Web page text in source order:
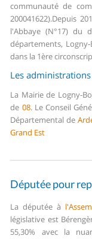
communauté de
200041622).Depuis
l'Abbaye (N°17) du
départements,
dans la 1ère
Les
La Mairie de Logny-
de 08.Le Conseil
Départemental de
Grand Est
Députée pour
La députée à
législative est
55,30% avec la